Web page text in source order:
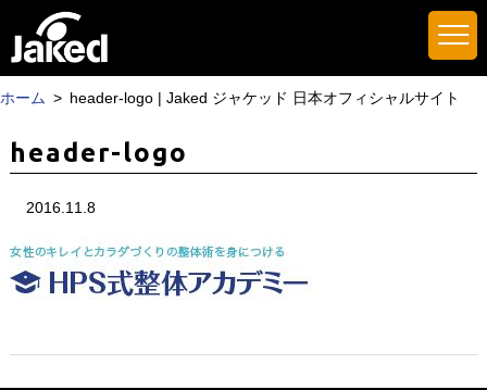
ホーム header-logo | Jaked ジャケッド 日本オフィシャルサイト
header-logo
2016.11.8